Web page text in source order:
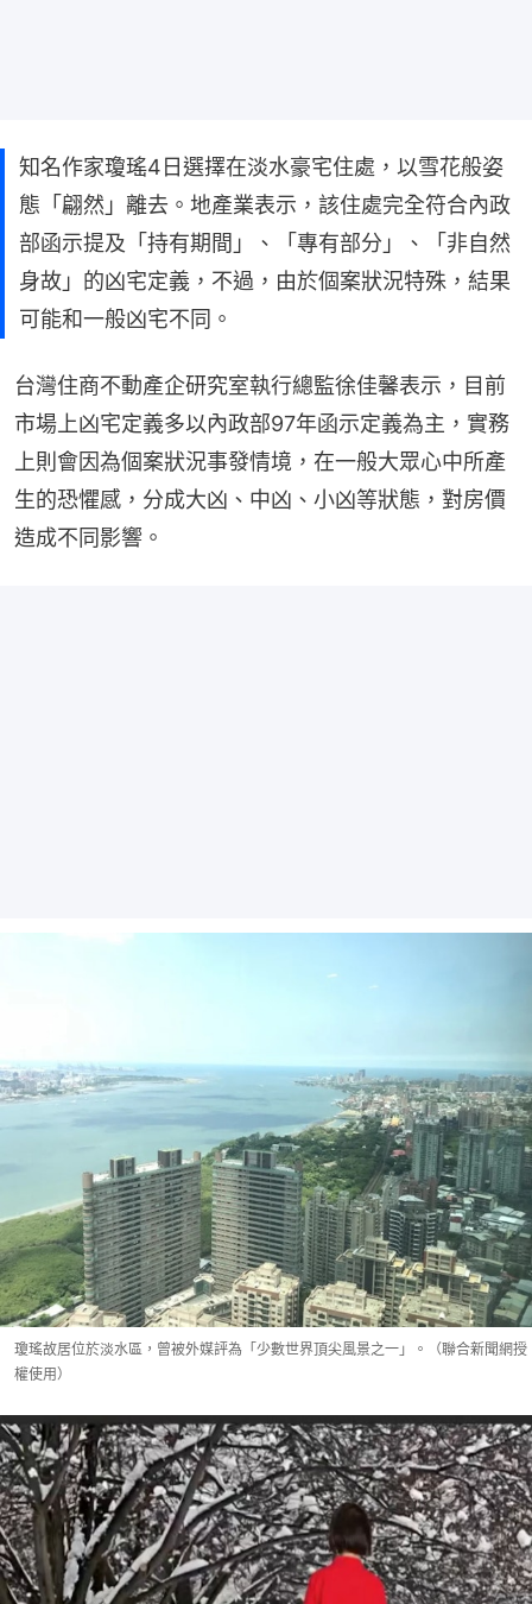
知名作家瓊瑤4日選擇在淡水豪宅住處，以雪花般姿
態「翩然」離去。地產業表示，該住處完全符合內政
部函示提及「持有期間」、「專有部分」、「非自然
身故」的凶宅定義，不過，由於個案狀況特殊，結果
可能和一般凶宅不同。
台灣住商不動產企研究室執行總監徐佳馨表示，目前
市場上凶宅定義多以內政部97年函示定義為主，實務
上則會因為個案狀況事發情境，在一般大眾心中所產
生的恐懼感，分成大凶、中凶、小凶等狀態，對房價
造成不同影響。
瓊瑤故居位於淡水區，曾被外媒評為「少數世界頂尖風景之一」。（聯合新聞網授
權使用）